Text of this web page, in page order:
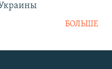
БОЛЬШЕ